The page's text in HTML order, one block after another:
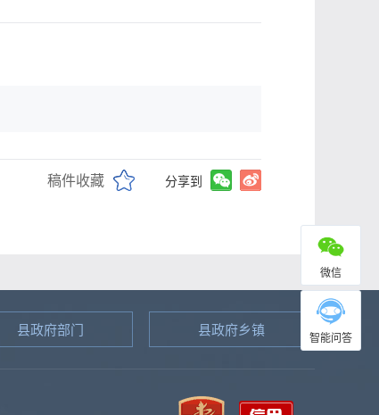
稿件收藏 分享到
微信
智能问答
县政府部门 县政府乡镇